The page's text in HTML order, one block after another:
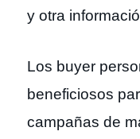
y otra
Los buyer
beneficiosos
campañas de